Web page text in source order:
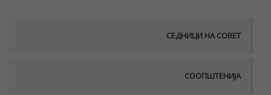
СЕДНИЦИ НА СОВЕТ
СООПШТЕНИЈА